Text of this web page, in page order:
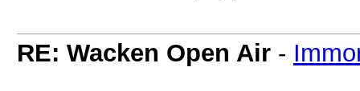
RE: Wacken Open Air -